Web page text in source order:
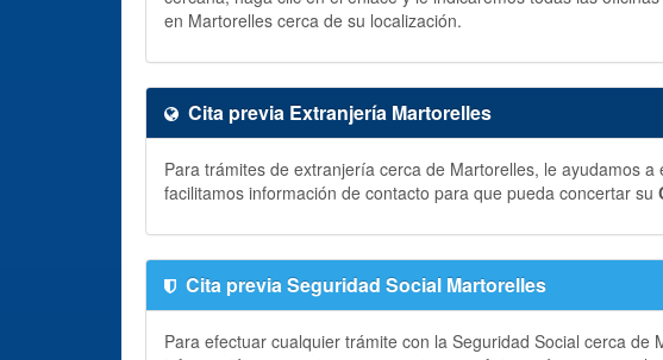
en Martorelles cerca de su localización.
Cita previa Extranjería Martorelles
Para trámites de extranjería cerca de Martorelles, le ayudamos
facilitamos información de contacto para que pueda concertar su
Cita previa Seguridad Social Martorelles
Para efectuar cualquier trámite con la Seguridad Social cerca de